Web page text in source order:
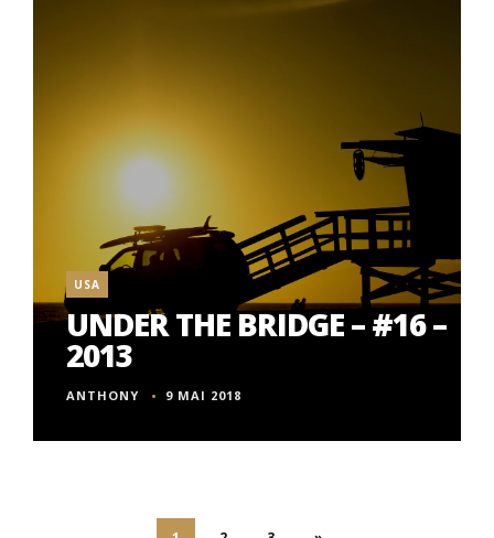
USA
UNDER THE BRIDGE – #16 –
2013
ANTHONY 9 MAI 2018